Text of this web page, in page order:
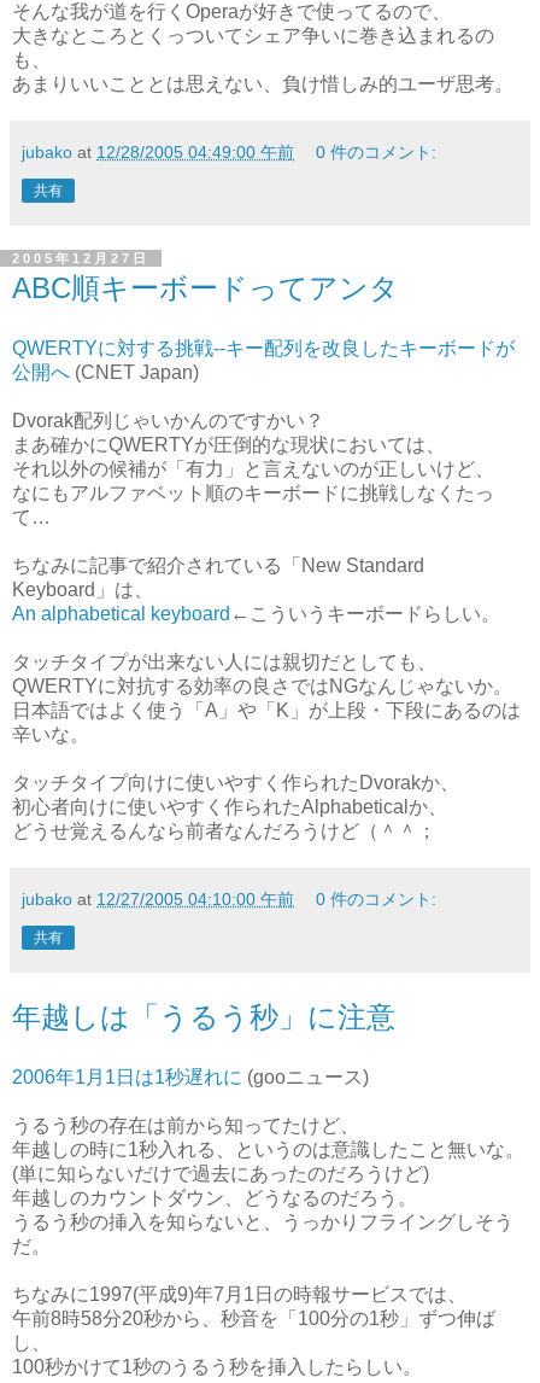
そんな我が道を行くOperaが好きで使ってるので、
大きなところとくっついてシェア争いに巻き込まれるの
も、
あまりいいこととは思えない、負け惜しみ的ユーザ思考。
jubako at 12/28/2005 04:49:00 午前 0 件のコメント:
共有
2005年12月27日
ABC順キーボードってアンタ
QWERTYに対する挑戦--キー配列を改良したキーボードが
公開へ (CNET Japan)
Dvorak配列じゃいかんのですかい？
まあ確かにQWERTYが圧倒的な現状においては、
それ以外の候補が「有力」と言えないのが正しいけど、
なにもアルファベット順のキーボードに挑戦しなくたっ
て…
ちなみに記事で紹介されている「New Standard
Keyboard」は、
An alphabetical keyboard ←こういうキーボードらしい。
タッチタイプが出来ない人には親切だとしても、
QWERTYに対抗する効率の良さではNGなんじゃないか。
日本語ではよく使う「A」や「K」が上段・下段にあるのは
辛いな。
タッチタイプ向けに使いやすく作られたDvorakか、
初心者向けに使いやすく作られたAlphabeticalか、
どうせ覚えるんなら前者なんだろうけど（＾＾；
jubako at 12/27/2005 04:10:00 午前 0 件のコメント:
共有
年越しは「うるう秒」に注意
2006年1月1日は1秒遅れに (gooニュース)
うるう秒の存在は前から知ってたけど、
年越しの時に1秒入れる、というのは意識したこと無いな。
(単に知らないだけで過去にあったのだろうけど)
年越しのカウントダウン、どうなるのだろう。
うるう秒の挿入を知らないと、うっかりフライングしそう
だ。
ちなみに1997(平成9)年7月1日の時報サービスでは、
午前8時58分20秒から、秒音を「100分の1秒」ずつ伸ば
し、
100秒かけて1秒のうるう秒を挿入したらしい。